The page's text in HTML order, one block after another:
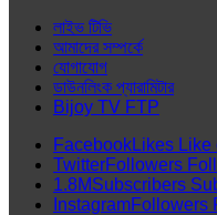
লাইভ টিভি
আমাদের সম্পর্কে
যোগাযোগ
ডাউনলিংক প্যারামিটার
Bijoy TV FTP
FacebookLikes Like
TwitterFollowers
1.8MSubscribers
InstagramFollowers